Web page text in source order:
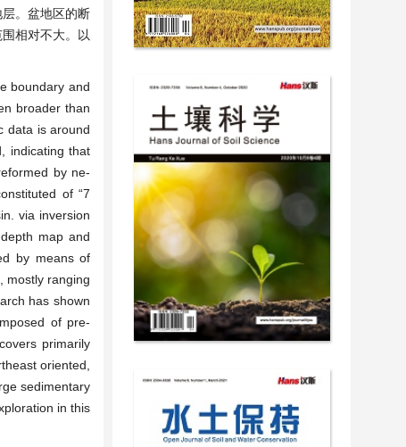
。盆地区的断
相对不大。以
boundary and
broader than
data is around
indicating that
by ne-
of “7
via inversion
map and
by means of
mostly ranging
has shown
of pre-
primarily
oriented,
sedimentary
in this